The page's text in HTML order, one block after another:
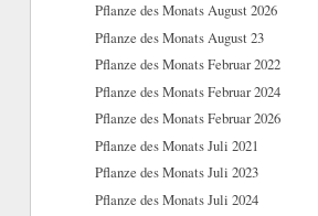
Pflanze des Monats August 2026
Pflanze des Monats August 23
Pflanze des Monats Februar 2022
Pflanze des Monats Februar 2024
Pflanze des Monats Februar 2026
Pflanze des Monats Juli 2021
Pflanze des Monats Juli 2023
Pflanze des Monats Juli 2024